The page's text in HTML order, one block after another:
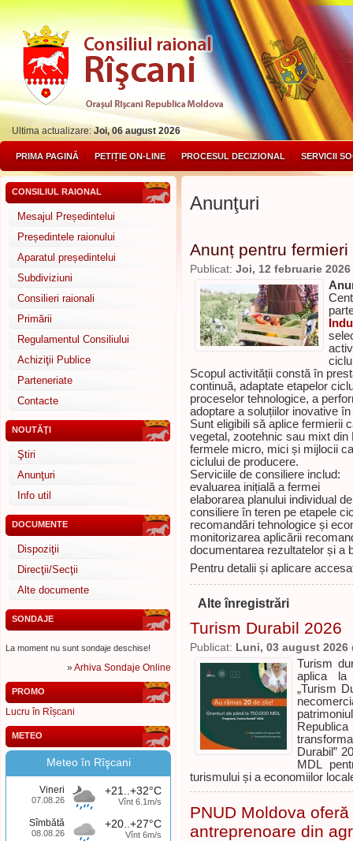
Ultima actualizare:Joi, 06 august 2026
PRIMA PAGINĂ PETIȚIE ON-LINE PROCESUL DECIZIONAL SERVICII
CONSILIUL RAIONAL
Mesajul Președintelui
Președintele raionului
Aparatul președintelui
Subdiviziuni
Consilieri raionali
Primării
Regulamentul Consiliului
Achiziţii Publice
Parteneriate
Contacte
NOUTĂŢI
Ştiri
Anunţuri
Info util
DOCUMENTE
Dispoziţii
Direcţii/Secţii
Alte documente
SONDAJE
La moment nu sunt sondaje deschise!
»Arhiva Sondaje Online
PROMO
Lucru în Rîșcani
METEO
Meteo în Rîşcani
Vineri
07.08.26
+21..+32°C
Vînt 6.1m/s
Sîmbătă
08.08.26
+20..+27°C
Vînt 6m/s
Anunţuri
Anunț pentru fermieri
Publicat: Joi, 12 februarie 2026
Scopul activității constă în
continuă, adaptate etapelor
proceselor tehnologice, a
adoptare a soluțiilor inovative
Sunt eligibili să aplice fermierii
vegetal, zootehnic sau mixt
fermele micro, mici și mijlocii
ciclului de producere.
Serviciile de consiliere includ:
evaluarea inițială a fermei
elaborarea planului individual
consiliere în teren pe etapele
recomandări tehnologice și
monitorizarea aplicării
documentarea rezultatelor și a
Pentru detalii și aplicare
Alte înregistrări
Turism Durabil 2026
Publicat: Luni, 03 august 2026
Turism
aplica la
„Turism
Durabil”
MDL
turismului și a economiilor
PNUD Moldova
antreprenoare din